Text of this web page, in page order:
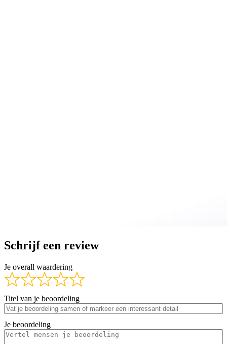
Schrijf een review
Je overall waardering
Titel van je beoordeling
Je beoordeling